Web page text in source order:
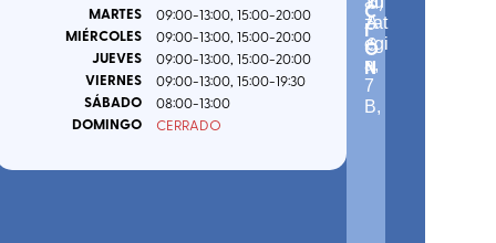
MARTES 09:00-13:00, 15:00-20:00
MIÉRCOLES 09:00-13:00, 15:00-20:00
JUEVES 09:00-13:00, 15:00-20:00
VIERNES 09:00-13:00, 15:00-19:30
SÁBADO 08:00-13:00
DOMINGO CERRADO
C
I
Ó
N
zat
egi
a,
7
B,
5
0
A